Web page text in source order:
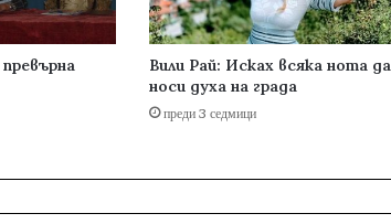
Вили Рай: Исках всяка нота да
носи духа на града
преди 3 седмици